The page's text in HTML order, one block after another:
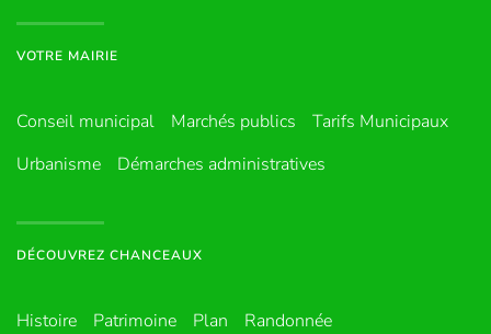
VOTRE MAIRIE
Conseil municipal Marchés publics
Tarifs Municipaux
Urbanisme
Démarches administratives
DÉCOUVREZ CHANCEAUX
Histoire Patrimoine Plan Randonnée